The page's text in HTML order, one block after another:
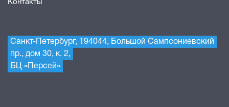
Контакты
Санкт-Петербург, 194044, Большой Сампсониевский
пр., дом 30, к. 2,
БЦ «Персей»